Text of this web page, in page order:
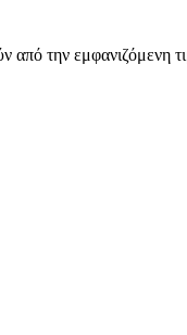
από την εμφανιζόμενη